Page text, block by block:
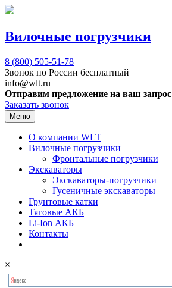
Вилочные погрузчики
8 (800) 505-51-78
Звонок по России бесплатный
info@wlt.ru
Отправим предложение на ваш запрос
Заказать звонок
Меню
О компании WLT
Вилочные погрузчики
Фронтальные погрузчики
Экскаваторы
Экскаваторы-погрузчики
Гусеничные экскаваторы
Грунтовые катки
Тяговые АКБ
Li-Ion АКБ
Контакты
×